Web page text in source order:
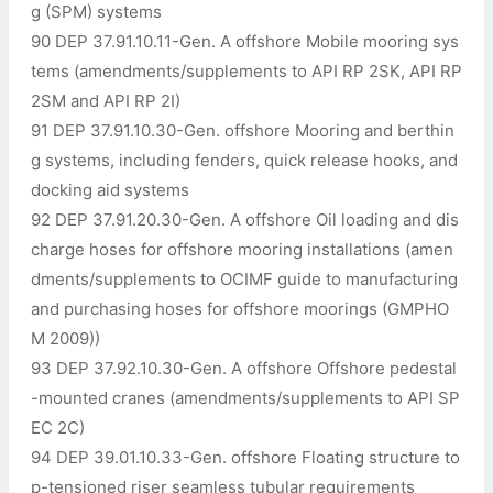
g (SPM) systems
90 DEP 37.91.10.11-Gen. A offshore Mobile mooring sys
tems (amendments/supplements to API RP 2SK, API RP
2SM and API RP 2I)
91 DEP 37.91.10.30-Gen. offshore Mooring and berthin
g systems, including fenders, quick release hooks, and
docking aid systems
92 DEP 37.91.20.30-Gen. A offshore Oil loading and dis
charge hoses for offshore mooring installations (amen
dments/supplements to OCIMF guide to manufacturing
and purchasing hoses for offshore moorings (GMPHO
M 2009))
93 DEP 37.92.10.30-Gen. A offshore Offshore pedestal
-mounted cranes (amendments/supplements to API SP
EC 2C)
94 DEP 39.01.10.33-Gen. offshore Floating structure to
p-tensioned riser seamless tubular requirements